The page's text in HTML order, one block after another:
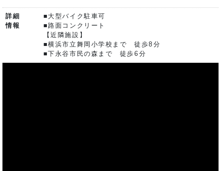
詳細
情報
■大型バイク駐車可
■路面コンクリート
【近隣施設】
■横浜市立舞岡小学校まで 徒歩8分
■下永谷市民の森まで 徒歩6分